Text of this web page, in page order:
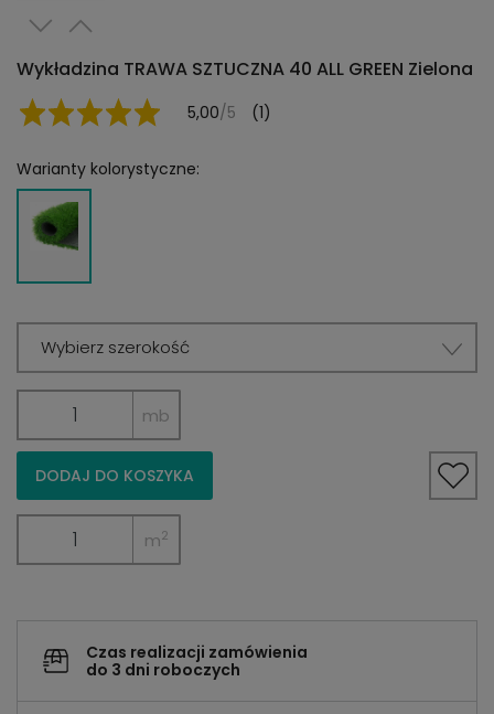
Wykładzina TRAWA SZTUCZNA 40 ALL GREEN Zielona
5,00/5 (1)
Warianty kolorystyczne:
Wybierz szerokość
mb
DODAJ DO KOSZYKA
m2
Czas realizacji zamówienia
do 3 dni roboczych